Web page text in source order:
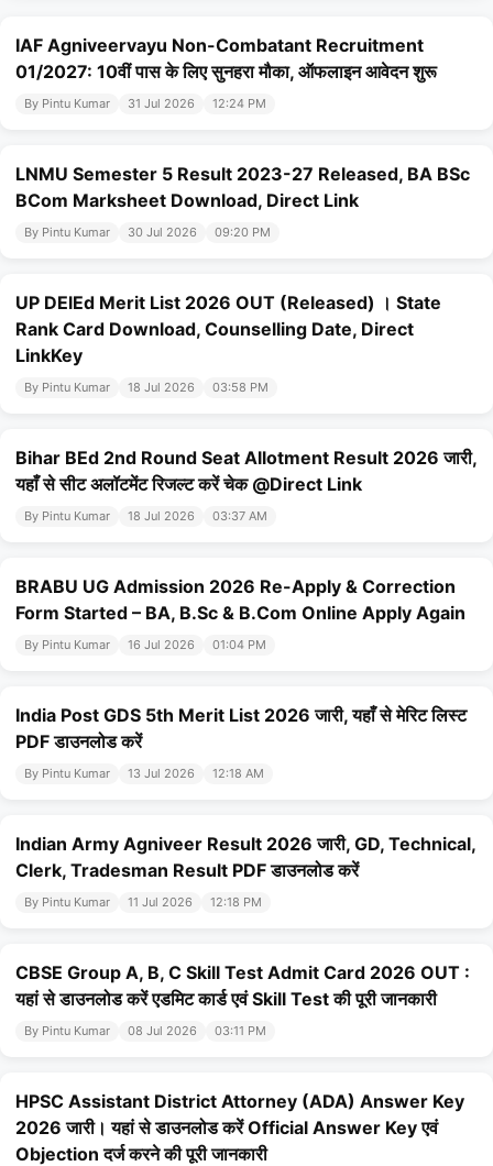
IAF Agniveervayu Non-Combatant Recruitment
01/2027: 10वीं पास के लिए सुनहरा मौका, ऑफलाइन आवेदन शुरू
By Pintu Kumar 31 Jul 2026 12:24 PM
LNMU Semester 5 Result 2023-27 Released, BA BSc
BCom Marksheet Download, Direct Link
By Pintu Kumar 30 Jul 2026 09:20 PM
UP DElEd Merit List 2026 OUT (Released) । State
Rank Card Download, Counselling Date, Direct
LinkKey
By Pintu Kumar 18 Jul 2026 03:58 PM
Bihar BEd 2nd Round Seat Allotment Result 2026 जारी,
यहाँ से सीट अलॉटमेंट रिजल्ट करें चेक @Direct Link
By Pintu Kumar 18 Jul 2026 03:37 AM
BRABU UG Admission 2026 Re-Apply & Correction
Form Started – BA, B.Sc & B.Com Online Apply Again
By Pintu Kumar 16 Jul 2026 01:04 PM
India Post GDS 5th Merit List 2026 जारी, यहाँ से मेरिट लिस्ट
PDF डाउनलोड करें
By Pintu Kumar 13 Jul 2026 12:18 AM
Indian Army Agniveer Result 2026 जारी, GD, Technical,
Clerk, Tradesman Result PDF डाउनलोड करें
By Pintu Kumar 11 Jul 2026 12:18 PM
CBSE Group A, B, C Skill Test Admit Card 2026 OUT :
यहां से डाउनलोड करें एडमिट कार्ड एवं Skill Test की पूरी जानकारी
By Pintu Kumar 08 Jul 2026 03:11 PM
HPSC Assistant District Attorney (ADA) Answer Key
2026 जारी। यहां से डाउनलोड करें Official Answer Key एवं
Objection दर्ज करने की पूरी जानकारी